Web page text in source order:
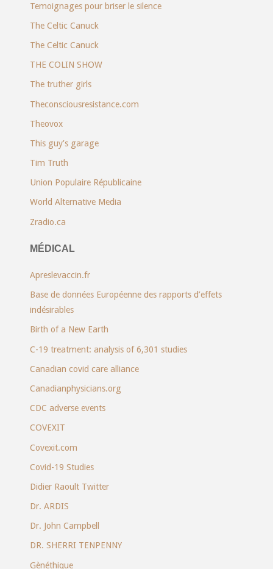
Temoignages pour briser le silence
The Celtic Canuck
The Celtic Canuck
THE COLIN SHOW
The truther girls
Theconsciousresistance.com
Theovox
This guy’s garage
Tim Truth
Union Populaire Républicaine
World Alternative Media
Zradio.ca
MÉDICAL
Apreslevaccin.fr
Base de données Européenne des rapports d’effets
indésirables
Birth of a New Earth
C-19 treatment: analysis of 6,301 studies
Canadian covid care alliance
Canadianphysicians.org
CDC adverse events
COVEXIT
Covexit.com
Covid-19 Studies
Didier Raoult Twitter
Dr. ARDIS
Dr. John Campbell
DR. SHERRI TENPENNY
Gènéthique